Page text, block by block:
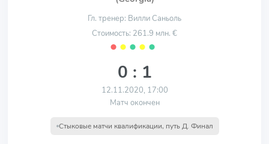
Гл. тренер: Вилли Саньоль
Стоимость: 261.9 млн. €
⬤ ⬤ ⬤ ⬤ ⬤
0 : 1
12.11.2020, 17:00
Матч окончен
Стыковые матчи квалификации, путь Д. Финал